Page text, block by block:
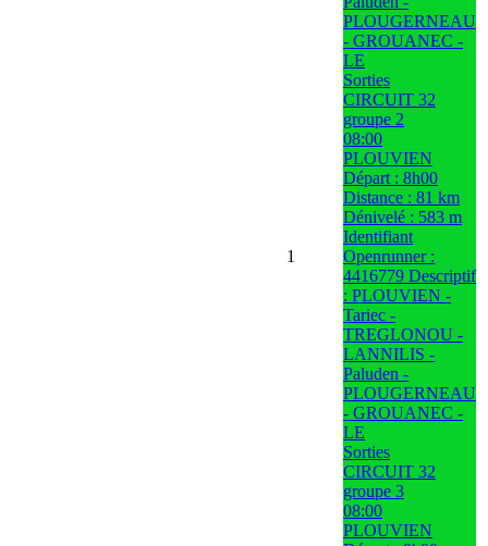
1
PLOUGERNEAU
- GROUANEC -
LE
Sorties
CIRCUIT 32
groupe 2
08:00
PLOUVIEN
Départ : 8h00
Distance : 81 km
Dénivelé : 583 m
Identifiant
Openrunner :
4416779 Descriptif
: PLOUVIEN -
Tariec -
TREGLONOU -
LANNILIS -
Paluden -
PLOUGERNEAU
- GROUANEC -
LE
Sorties
CIRCUIT 32
groupe 3
08:00
PLOUVIEN